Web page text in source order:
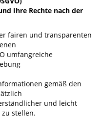
Ihre Rechte nach der
fairen und transparenten
umfangreiche
gemäß den
und leicht
stellen.